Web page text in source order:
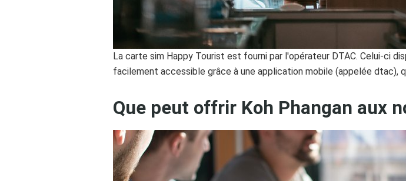
La carte sim Happy Tourist est fourni par l'opérateur DTAC. Celui-ci
facilement accessible grâce à une application mobile (appelée dtac),
Que peut offrir Koh Phangan aux